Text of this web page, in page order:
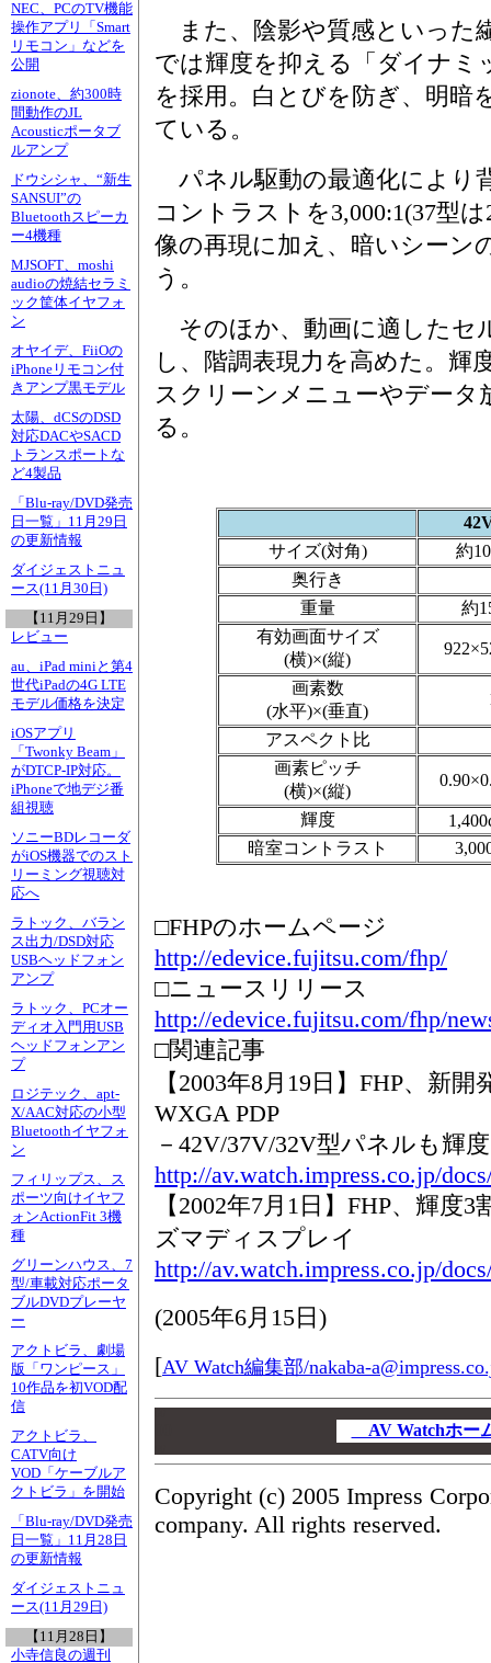
NEC、PCのTV機能
操作アプリ「Smart
リモコン」などを
公開
zionote、約300時
間動作のJL
Acousticポータブ
ルアンプ
ドウシシャ、“新生
SANSUI”の
Bluetoothスピーカ
ー4機種
MJSOFT、moshi
audioの焼結セラミ
ック筐体イヤフォ
ン
オヤイデ、FiiOの
iPhoneリモコン付
きアンプ黒モデル
太陽、dCSのDSD
対応DACやSACD
トランスポートな
ど4製品
「Blu-ray/DVD発売
日一覧」11月29日
の更新情報
ダイジェストニュ
ース(11月30日)
【11月29日】
レビュー
au、iPad miniと第4
世代iPadの4G LTE
モデル価格を決定
iOSアプリ
「Twonky Beam」
がDTCP-IP対応。
iPhoneで地デジ番
組視聴
ソニーBDレコーダ
がiOS機器でのスト
リーミング視聴対
応へ
ラトック、バラン
ス出力/DSD対応
USBヘッドフォン
アンプ
ラトック、PCオー
ディオ入門用USB
ヘッドフォンアン
プ
ロジテック、apt-
X/AAC対応の小型
Bluetoothイヤフォ
ン
フィリップス、ス
ポーツ向けイヤフ
ォンActionFit 3機
種
グリーンハウス、7
型/車載対応ポータ
ブルDVDプレーヤ
ー
アクトビラ、劇場
版「ワンピース」
10作品を初VOD配
信
アクトビラ、
CATV向け
VOD「ケーブルア
クトビラ」を開始
「Blu-ray/DVD発売
日一覧」11月28日
の更新情報
ダイジェストニュ
ース(11月29日)
【11月28日】
小寺信良の週刊
また、陰影や質感といった
では輝度を抑える「ダイナミ
を採用。白とびを防ぎ、明暗
ている。
パネル駆動の最適化により
コントラストを3,000:1(37型
像の再現に加え、暗いシーン
う。
そのほか、動画に適したセ
し、階調表現力を高めた。輝
スクリーンメニューやデータ
る。
サイズ(対角)
約
奥行き
重量
約
有効画面サイズ
(横)×(縦)
画素数
(水平)×(垂直)
アスペクト比
画素ピッチ
(横)×(縦)
輝度
暗室コントラスト
□FHPのホームページ
http://edevice.fujitsu.com/fhp/
□ニュースリリース
http://edevice.fujitsu.com/fhp/
□関連記事
【2003年8月19日】FHP、新
WXGA PDP
－42V/37V/32V型パネルも輝
http://av.watch.impress.co.jp/
【2002年7月1日】FHP、輝度
ズマディスプレイ
http://av.watch.impress.co.jp/
(2005年6月15日 )
[AV Watch編集部/nakaba-
AV Watchホ
Copyright (c) 2005 Impress
company. All rights reserved.